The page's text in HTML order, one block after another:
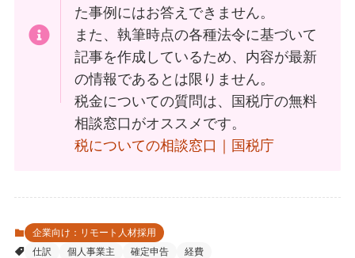
た事例にはお答えできません。
また、執筆時点の各種法令に基づいて
記事を作成しているため、内容が最新
の情報であるとは限りません。
税金についての質問は、国税庁の無料
相談窓口がオススメです。
税についての相談窓口｜国税庁
企業向け：リモート人材採用
仕訳
個人事業主 確定申告 経費